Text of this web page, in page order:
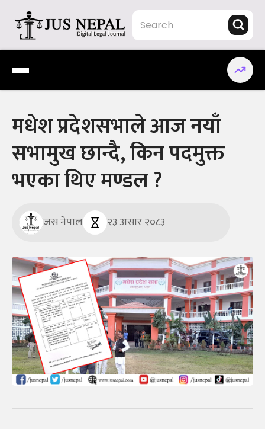
content
Jus Nepal | www.jusnepal.com
Digital Legal Journal
मधेश प्रदेशसभाले आज नयाँ
सभामुख छान्दै, किन पदमुक्त
भएका थिए मण्डल ?
जस नेपाल २३ असार २०८३